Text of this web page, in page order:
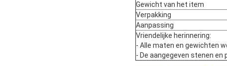
Gewicht van het item
Verpakking
Aanpassing
Vriendelijke herinnering:
- Alle maten en gewichten
- De aangegeven stenen